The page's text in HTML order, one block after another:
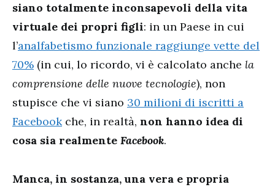
siano totalmente inconsapevoli della vita
virtuale dei propri figli: in un Paese in cui
l’analfabetismo funzionale raggiunge vette del
70% (in cui, lo ricordo, vi è calcolato anche la
comprensione delle nuove tecnologie), non
stupisce che vi siano 30 milioni di iscritti a
Facebookche, in realtà, non hanno idea di
cosa sia realmente Facebook.
Manca, in sostanza, una vera e propria